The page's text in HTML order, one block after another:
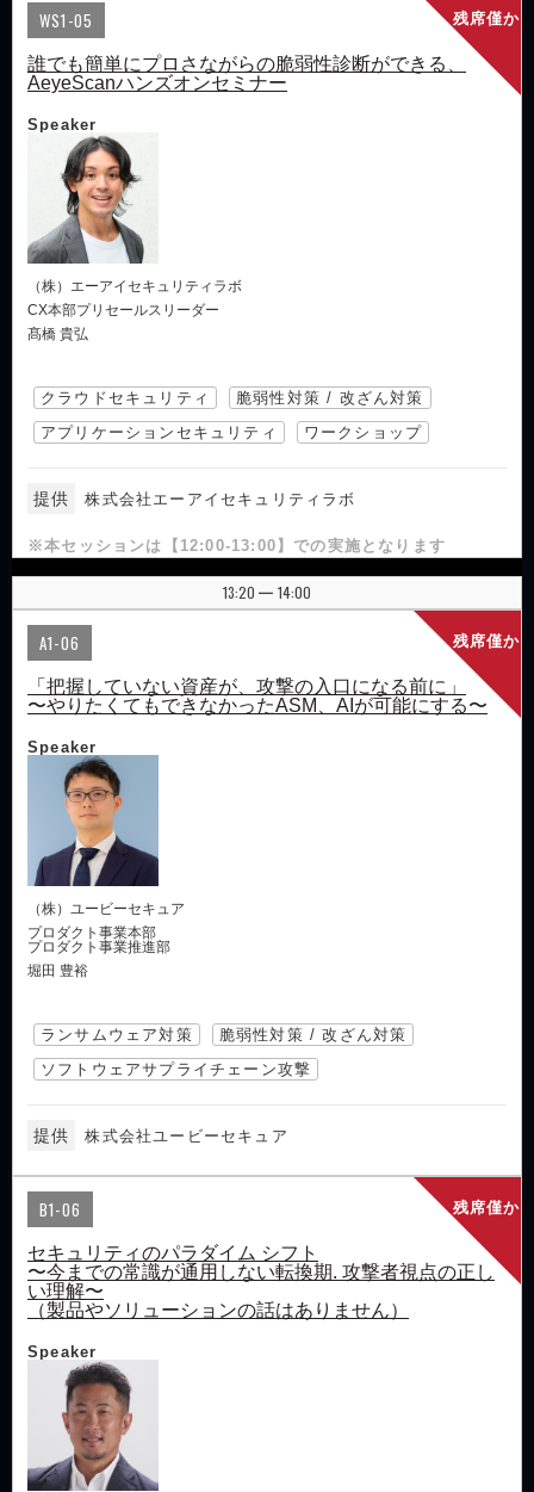
残席僅か
WS1-05
誰でも簡単にプロさながらの脆弱性診断ができる、
AeyeScanハンズオンセミナー
Speaker
（株）エーアイセキュリティラボ
CX本部プリセールスリーダー
髙橋 貴弘
クラウドセキュリティ
脆弱性対策 / 改ざん対策
アプリケーションセキュリティ
ワークショップ
提供 株式会社エーアイセキュリティラボ
※本セッションは【12:00-13:00】での実施となります
13:20 | 14:00
残席僅か
A1-06
「把握していない資産が、攻撃の入口になる前に」
〜やりたくてもできなかったASM、AIが可能にする〜
Speaker
（株）ユービーセキュア
プロダクト事業本部
プロダクト事業推進部
堀田 豊裕
ランサムウェア対策
脆弱性対策 / 改ざん対策
ソフトウェアサプライチェーン攻撃
提供 株式会社ユービーセキュア
残席僅か
B1-06
セキュリティのパラダイム シフト
〜今までの常識が通用しない転換期. 攻撃者視点の正し
い理解〜
（製品やソリューションの話はありません）
Speaker